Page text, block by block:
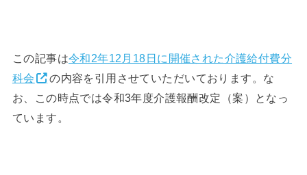
この記事は令和2年12月18日に開催された介護給付費分
科会
の内容を引用させていただいております。な
お、この時点では令和3年度介護報酬改定（案）となっ
ています。